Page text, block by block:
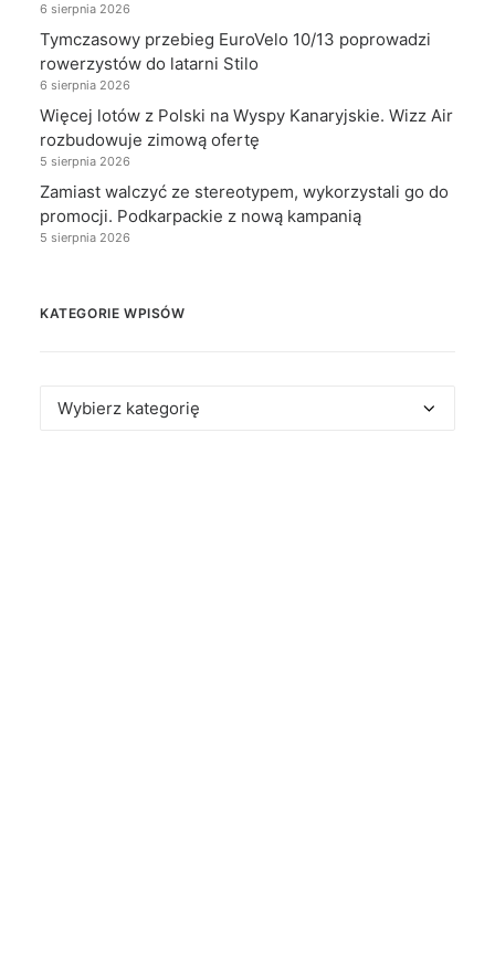
6 sierpnia 2026
Tymczasowy przebieg EuroVelo 10/13 poprowadzi
rowerzystów do latarni Stilo
6 sierpnia 2026
Więcej lotów z Polski na Wyspy Kanaryjskie. Wizz Air
rozbudowuje zimową ofertę
5 sierpnia 2026
Zamiast walczyć ze stereotypem, wykorzystali go do
promocji. Podkarpackie z nową kampanią
5 sierpnia 2026
KATEGORIE WPISÓW
Kategorie